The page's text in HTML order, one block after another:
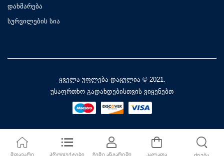
დახმარება
სურვილების სია
ყველა უფლება დაცულია © 2021.
უსაფრთხო გადახდებისთვის ვიყენებთ
ᲛᲗᲐᲕᲐᲠᲘ ᲞᲠᲝᲓᲣᲥᲢᲔᲑᲘ ᲩᲔᲛᲘ ᲐᲜᲒᲐᲠᲘᲨᲘ ᲙᲐᲚᲐᲗᲐ